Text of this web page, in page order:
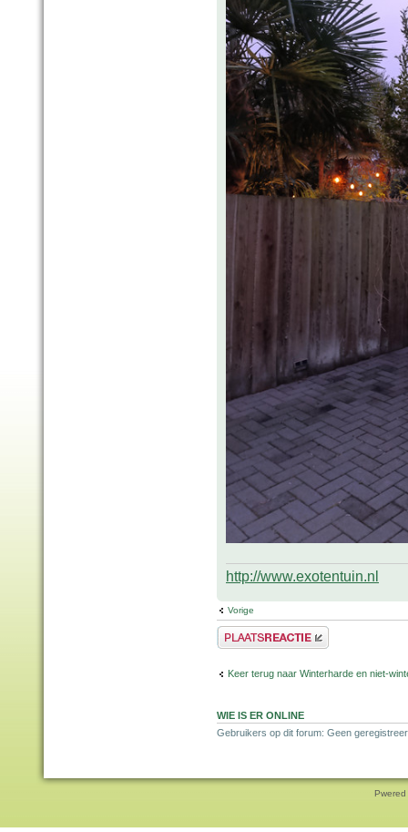
http://www.exotentuin.nl
Vorige
Plaats een reactie
Keer terug naar Winterharde en niet-
WIE IS ER ONLINE
Gebruikers op dit forum: Geen